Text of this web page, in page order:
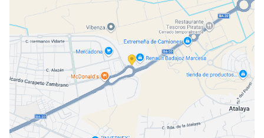
viernes
08:00 - 19:30
sábado
10:00 - 13:00cerrado actualmente
cerrado el 15 ago 2026
domingo
cerrado actualmente